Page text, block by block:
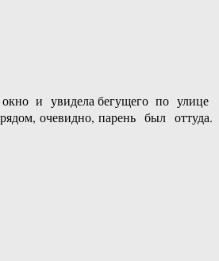
и увидела бегущего по улице
очевидно, парень был оттуда.